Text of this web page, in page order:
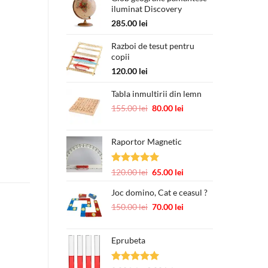
fost:
39.00 lei.
22.00 lei.
iluminat Discovery
285.00 lei
Razboi de tesut pentru
copii
120.00 lei
Tabla inmultirii din lemn
155.00lei Prețul
fost:
155.00 lei.
80.00 lei
Raportor Magnetic
Evaluat la
120.00lei Prețul
a
fost:
65.00 lei
este:
Joc domino, Cat e ceasul ?
150.00lei Prețul
150.00 lei.
70.00 lei
Eprubeta